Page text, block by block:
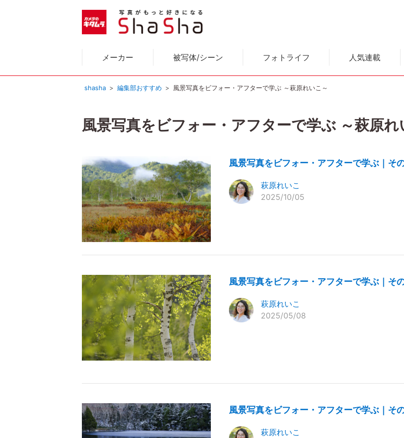
メーカー 被写体/シーン フォトライフ 人気連載
shasha 編集部おすすめ 風景写真をビフォー・アフターで学ぶ ～萩原れいこ～
風景写真をビフォー・アフターで学ぶ ～萩原れ
風景写真をビフォー・アフターで学ぶ｜そ
萩原れいこ
2025/10/05
風景写真をビフォー・アフターで学ぶ｜そ
萩原れいこ
2025/05/08
風景写真をビフォー・アフターで学ぶ｜そ
萩原れいこ